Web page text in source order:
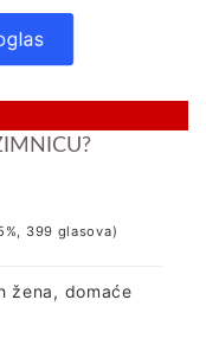
399 glasova)
žena, domaće